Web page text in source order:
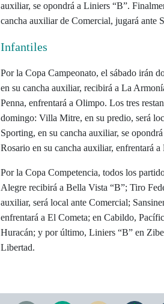
auxiliar, se opondrá a Liniers “B”.
cancha auxiliar de Comercial, jugará ante
Infantiles
Por la Copa Campeonato, el sábado irán
en su cancha auxiliar, recibirá a La
Penna, enfrentará a Olimpo. Los tres
domingo: Villa Mitre, en su predio, será
Sporting, en su cancha auxiliar, se
Rosario en su cancha auxiliar, enfrentará a
Por la Copa Competencia, todos los
Alegre recibirá a Bella Vista “B”; Tiro
auxiliar, será local ante Comercial;
enfrentará a El Cometa; en Cabildo,
Huracán; y por último, Liniers “B” en
Libertad.